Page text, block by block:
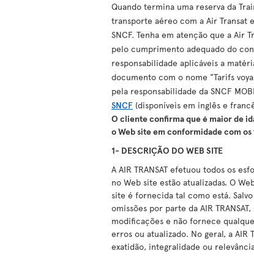
Quando termina uma reserva da
transporte aéreo com a Air Transat
SNCF. Tenha em atenção que a Air
pelo cumprimento adequado do
responsabilidade aplicáveis a
documento com o nome "Tarifs
pela responsabilidade da SNCF
SNCF (disponíveis em inglês e
O cliente confirma que é maior de
o Web site em conformidade com
1- DESCRIÇÃO DO WEB SITE
A AIR TRANSAT efetuou todos os
no Web site estão atualizadas. O
site é fornecida tal como está.
omissões por parte da AIR
modificações e não fornece
erros ou atualizado. No geral, a AIR
exatidão, integralidade ou